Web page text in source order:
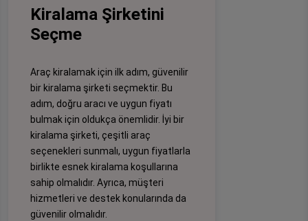
Kiralama Şirketini
Seçme
Araç kiralamak için ilk adım, güvenilir
bir kiralama şirketi seçmektir. Bu
adım, doğru aracı ve uygun fiyatı
bulmak için oldukça önemlidir. İyi bir
kiralama şirketi, çeşitli araç
seçenekleri sunmalı, uygun fiyatlarla
birlikte esnek kiralama koşullarına
sahip olmalıdır. Ayrıca, müşteri
hizmetleri ve destek konularında da
güvenilir olmalıdır.